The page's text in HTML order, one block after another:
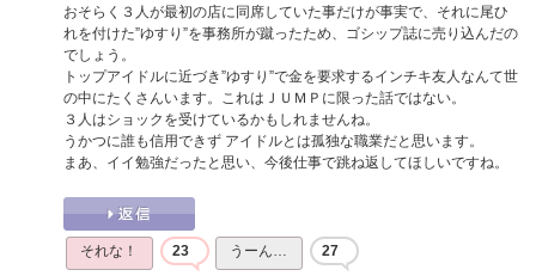
おそらく３人が最初の店に同席していた事だけが事実で、それに尾ひ
れを付けた”ゆすり”を事務所が蹴ったため、ゴシップ誌に売り込んだの
でしょう。
トップアイドルに近づき”ゆすり”で金を要求するインチキ友人なんて世
の中にたくさんいます。これはＪＵＭＰに限った話ではない。
３人はショックを受けているかもしれませんね。
うかつに誰も信用できず アイドルとは孤独な職業だと思います。
まあ、イイ勉強だったと思い、今後仕事で跳ね返してほしいですね。
それな！ 23 うーん… 27